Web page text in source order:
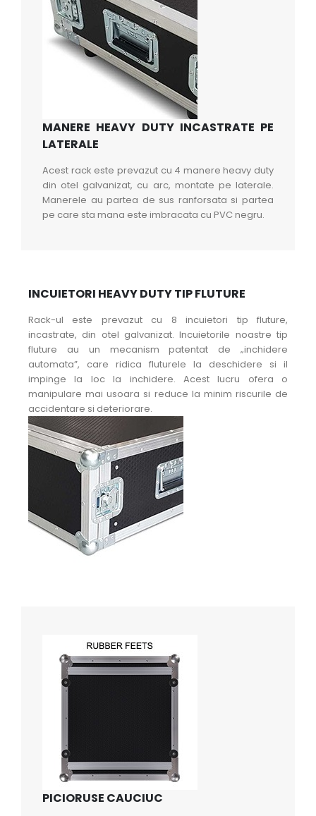
MANERE HEAVY DUTY INCASTRATE PE
LATERALE
Acest rack este prevazut cu 4 manere heavy duty
din otel galvanizat, cu arc, montate pe laterale.
Manerele au partea de sus ranforsata si partea
pe care sta mana este imbracata cu PVC negru.
INCUIETORI HEAVY DUTY TIP FLUTURE
Rack-ul este prevazut cu 8 incuietori tip fluture,
incastrate, din otel galvanizat. Incuietorile noastre tip
fluture au un mecanism patentat de „inchidere
automata”, care ridica fluturele la deschidere si il
impinge la loc la inchidere. Acest lucru ofera o
manipulare mai usoara si reduce la minim riscurile de
accidentare si deteriorare.
PICIORUSE CAUCIUC